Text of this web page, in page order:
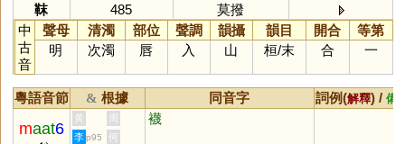
靺
485
莫撥
中
古
音
聲母 清濁 部位 聲調 韻攝 韻目 開合
等第
明
次濁 唇 入 山 桓/末 合 一
粵語音節 & 根據 同音字 詞例(解釋) / 備
maat6
黃 周 襪
李 p95
何